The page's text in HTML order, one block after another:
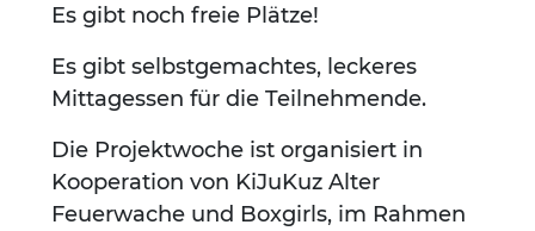
Es gibt noch freie Plätze!
Es gibt selbstgemachtes, leckeres
Mittagessen für die Teilnehmende.
Die Projektwoche ist organisiert in
Kooperation von KiJuKuz Alter
Feuerwache und Boxgirls, im Rahmen